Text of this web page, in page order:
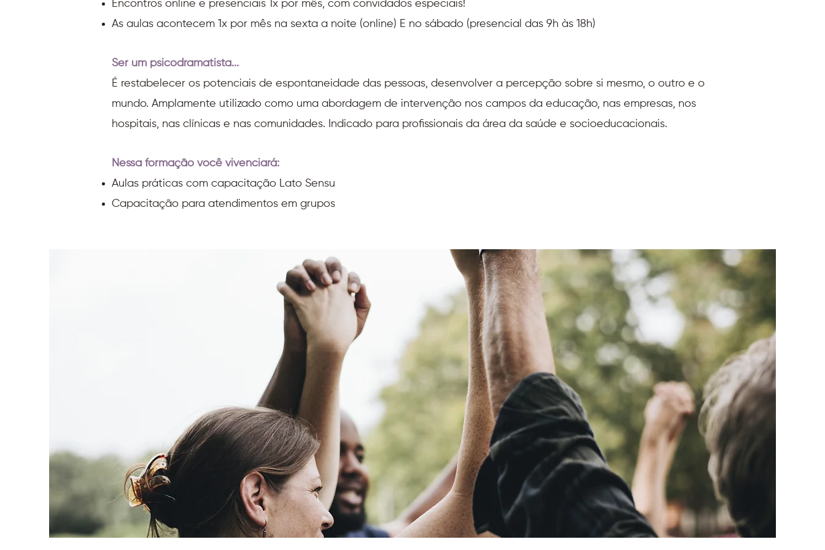
Encontros online e presenciais 1x por mês, com convidados especiais!
As aulas acontecem 1x por mês na sexta a noite (online) E no sábado (presencial das 9h às 18h)​
Ser um psicodramatista...
É restabelecer os potenciais de espontaneidade das pessoas, desenvolver a percepção sobre si mesmo, o outro e o
mundo. Amplamente utilizado como uma abordagem de intervenção nos campos da educação, nas empresas, nos
hospitais, nas clínicas e nas comunidades. Indicado para profissionais da área da saúde e socioeducacionais.
Nessa formação você vivenciará:
Aulas práticas com capacitação Lato Sensu
Capacitação para atendimentos em grupos